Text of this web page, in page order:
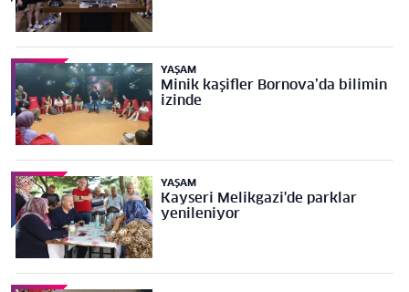
YAŞAM
Minik kaşifler Bornova’da bilimin
izinde
YAŞAM
Kayseri Melikgazi'de parklar
yenileniyor